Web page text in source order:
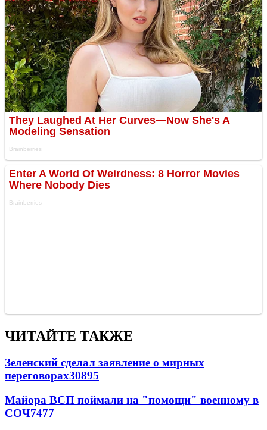
ЧИТАЙТЕ ТАКЖЕ
Зеленский сделал заявление о мирных
переговорах30895
Майора ВСП поймали на "помощи" военному в
СОЧ7477